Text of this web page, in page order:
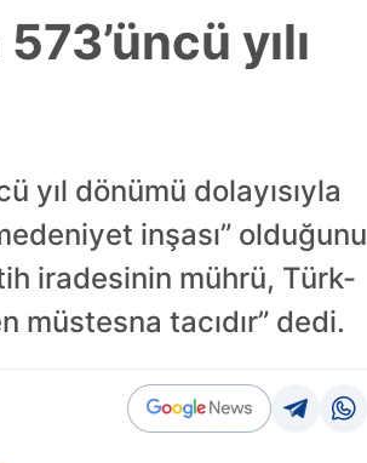
yılı
yıl dönümü dolayısıyla
inşası” olduğunu
iradesinin mührü, Türk-
tacıdır” dedi.